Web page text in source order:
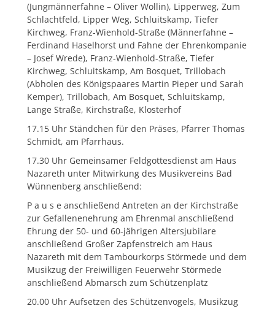
(Jungmännerfahne – Oliver Wollin), Lipperweg, Zum
Schlachtfeld, Lipper Weg, Schluitskamp, Tiefer
Kirchweg, Franz-Wienhold-Straße (Männerfahne –
Ferdinand Haselhorst und Fahne der Ehrenkompanie
– Josef Wrede), Franz-Wienhold-Straße, Tiefer
Kirchweg, Schluitskamp, Am Bosquet, Trillobach
(Abholen des Königspaares Martin Pieper und Sarah
Kemper), Trillobach, Am Bosquet, Schluitskamp,
Lange Straße, Kirchstraße, Klosterhof
17.15 Uhr Ständchen für den Präses, Pfarrer Thomas
Schmidt, am Pfarrhaus.
17.30 Uhr Gemeinsamer Feldgottesdienst am Haus
Nazareth unter Mitwirkung des Musikvereins Bad
Wünnenberg anschließend:
P a u s e anschließend Antreten an der Kirchstraße
zur Gefallenenehrung am Ehrenmal anschließend
Ehrung der 50- und 60-jährigen Altersjubilare
anschließend Großer Zapfenstreich am Haus
Nazareth mit dem Tambourkorps Störmede und dem
Musikzug der Freiwilligen Feuerwehr Störmede
anschließend Abmarsch zum Schützenplatz
20.00 Uhr Aufsetzen des Schützenvogels, Musikzug